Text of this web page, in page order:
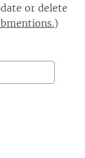
or delete
)